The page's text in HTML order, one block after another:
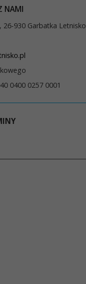
NAMI
26-930 Garbatka Letnisko
0400 0257 0001